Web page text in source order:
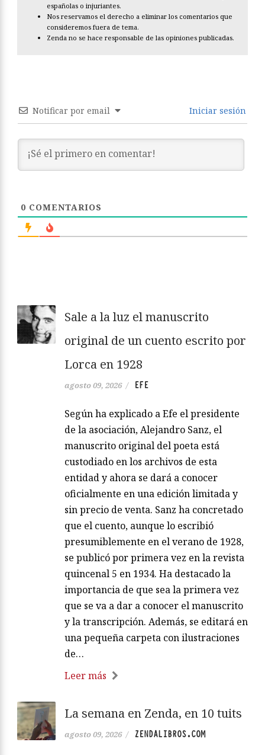
españolas o injuriantes.
Nos reservamos el derecho a eliminar los comentarios que
consideremos fuera de tema.
Zenda no se hace responsable de las opiniones publicadas.
Notificar por email Iniciar sesión
0 COMENTARIOS
Sale a la luz el manuscrito
original de un cuento escrito por
Lorca en 1928
agosto 09, 2026 / EFE
Según ha explicado a Efe el presidente
de la asociación, Alejandro Sanz, el
manuscrito original del poeta está
custodiado en los archivos de esta
entidad y ahora se dará a conocer
oficialmente en una edición limitada y
sin precio de venta. Sanz ha concretado
que el cuento, aunque lo escribió
presumiblemente en el verano de 1928,
se publicó por primera vez en la revista
quincenal 5 en 1934. Ha destacado la
importancia de que sea la primera vez
que se va a dar a conocer el manuscrito
y la transcripción. Además, se editará en
una pequeña carpeta con ilustraciones
de…
Leer más
La semana en Zenda, en 10 tuits
agosto 09, 2026 / ZENDALIBROS.COM